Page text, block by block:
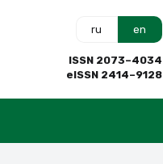
ru en
ISSN 2073–4034
eISSN 2414–9128